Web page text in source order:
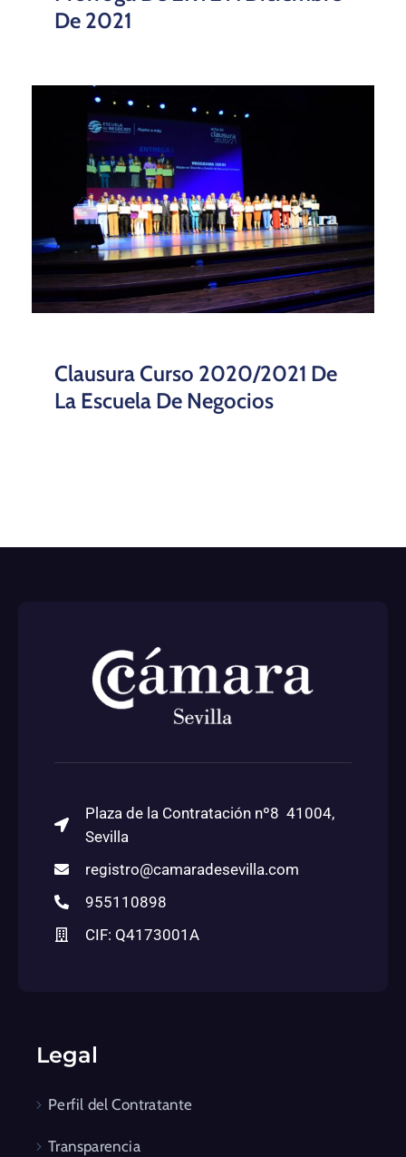
De 2021
Clausura Curso 2020/2021 De
La Escuela De Negocios
Plaza de la Contratación nº8 41004,
Sevilla
registro@camaradesevilla.com
955110898
CIF: Q4173001A
Legal
Perfil del Contratante
Transparencia